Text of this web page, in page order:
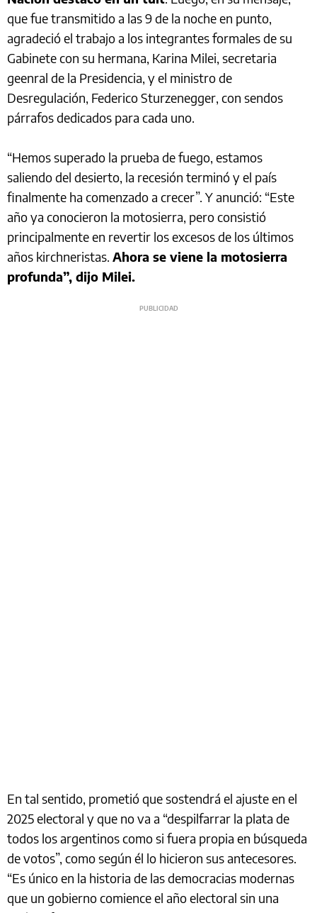
que fue transmitido a las 9 de la noche en punto,
agradeció el trabajo a los integrantes formales de su
Gabinete con su hermana, Karina Milei, secretaria
geenral de la Presidencia, y el ministro de
Desregulación, Federico Sturzenegger, con sendos
párrafos dedicados para cada uno.
“Hemos superado la prueba de fuego, estamos
saliendo del desierto, la recesión terminó y el país
finalmente ha comenzado a crecer”. Y anunció: “Este
año ya conocieron la motosierra, pero consistió
principalmente en revertir los excesos de los últimos
años kirchneristas. Ahora se viene la motosierra
profunda”, dijo Milei.
En tal sentido, prometió que sostendrá el ajuste en el
2025 electoral y que no va a “despilfarrar la plata de
todos los argentinos como si fuera propia en búsqueda
de votos”, como según él lo hicieron sus antecesores.
“Es único en la historia de las democracias modernas
que un gobierno comience el año electoral sin una